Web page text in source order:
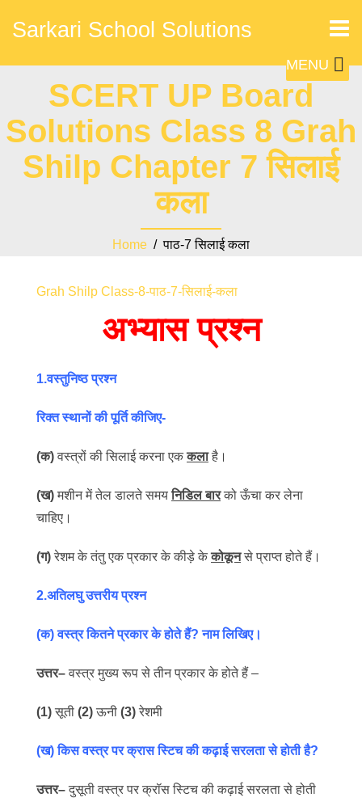
Sarkari School Solutions
MENU
SCERT UP Board
Solutions Class 8 Grah
Shilp Chapter 7 सिलाई
कला
Home / पाठ-7 सिलाई कला
Grah Shilp Class-8-पाठ-7-सिलाई-कला
अभ्यास प्रश्न
1.वस्तुनिष्ठ प्रश्न
रिक्त स्थानों की पूर्ति कीजिए-
(क)वस्त्रों की सिलाई करना एककलाहै।
(ख)मशीन में तेल डालते समयनिडिल बारको ऊँचा कर लेना
चाहिए।
(ग)रेशम के तंतु एक प्रकार के कीड़े केकोकूनसे प्राप्त होते हैं।
2.अतिलघु उत्तरीय प्रश्न
(क) वस्त्र कितने प्रकार के होते हैं? नाम लिखिए।
उत्तर–वस्त्र मुख्य रूप से तीन प्रकार के होते हैं –
(1)सूती (2)ऊनी (3)रेशमी
(ख) किस वस्त्र पर क्रास स्टिच की कढ़ाई सरलता से होती है?
उत्तर–दुसूती वस्त्र पर क्रॉस स्टिच की कढ़ाई सरलता से होती